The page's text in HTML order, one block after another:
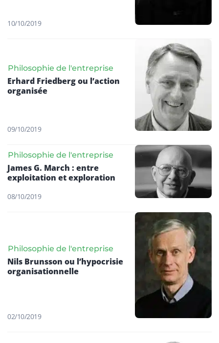
10/10/2019
Philosophie de l'entreprise
Erhard Friedberg ou l’action
organisée
09/10/2019
Philosophie de l'entreprise
James G. March : entre
exploitation et exploration
08/10/2019
Philosophie de l'entreprise
Nils Brunsson ou l’hypocrisie
organisationnelle
02/10/2019